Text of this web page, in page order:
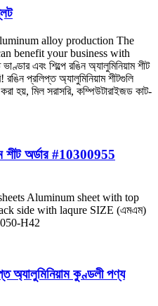
alloy production The
benefit your business with
এবং শিল্পে রঙিন অ্যালুমিনিয়াম শীট
প্রলিপ্ত অ্যালুমিনিয়াম শীটগুলি
করা হয়, মিল সরাসরি, কম্পিউটারাইজড কাট-
শীট অর্ডার #10300955
Aluminum sheet with top
side with laqure SIZE (এমএম)
H42
অ্যালুমিনিয়াম কুণ্ডলী পণ্য